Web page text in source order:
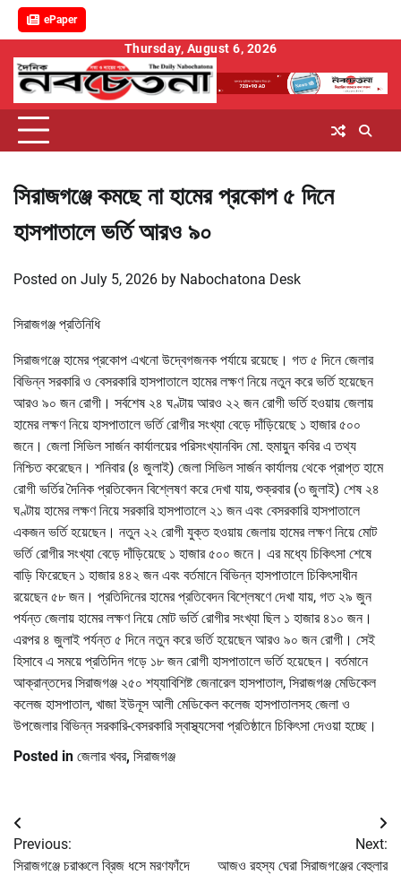
ePaper
content
Thursday, August 6, 2026
সিরাজগঞ্জে কমছে না হামের প্রকোপ ৫ দিনে
হাসপাতালে ভর্তি আরও ৯০
Posted on July 5, 2026 by Nabochatona Desk
সিরাজগঞ্জ প্রতিনিধি
সিরাজগঞ্জে হামের প্রকোপ এখনো উদ্বেগজনক পর্যায়ে রয়েছে। গত ৫ দিনে জেলার
বিভিন্ন সরকারি ও বেসরকারি হাসপাতালে হামের লক্ষণ নিয়ে নতুন করে ভর্তি হয়েছেন
আরও ৯০ জন রোগী। সর্বশেষ ২৪ ঘণ্টায় আরও ২২ জন রোগী ভর্তি হওয়ায় জেলায়
হামের লক্ষণ নিয়ে হাসপাতালে ভর্তি রোগীর সংখ্যা বেড়ে দাঁড়িয়েছে ১ হাজার ৫০০
জনে। জেলা সিভিল সার্জন কার্যালয়ের পরিসংখ্যানবিদ মো. হুমায়ুন কবির এ তথ্য
নিশ্চিত করেছেন। শনিবার (৪ জুলাই) জেলা সিভিল সার্জন কার্যালয় থেকে প্রাপ্ত হামে
রোগী ভর্তির দৈনিক প্রতিবেদন বিশ্লেষণ করে দেখা যায়, শুক্রবার (৩ জুলাই) শেষ ২৪
ঘণ্টায় হামের লক্ষণ নিয়ে সরকারি হাসপাতালে ২১ জন এবং বেসরকারি হাসপাতালে
একজন ভর্তি হয়েছেন। নতুন ২২ রোগী যুক্ত হওয়ায় জেলায় হামের লক্ষণ নিয়ে মোট
ভর্তি রোগীর সংখ্যা বেড়ে দাঁড়িয়েছে ১ হাজার ৫০০ জনে। এর মধ্যে চিকিৎসা শেষে
বাড়ি ফিরেছেন ১ হাজার ৪৪২ জন এবং বর্তমানে বিভিন্ন হাসপাতালে চিকিৎসাধীন
রয়েছেন ৫৮ জন। প্রতিদিনের হামের প্রতিবেদন বিশ্লেষণে দেখা যায়, গত ২৯ জুন
পর্যন্ত জেলায় হামের লক্ষণ নিয়ে মোট ভর্তি রোগীর সংখ্যা ছিল ১ হাজার ৪১০ জন।
এরপর ৪ জুলাই পর্যন্ত ৫ দিনে নতুন করে ভর্তি হয়েছেন আরও ৯০ জন রোগী। সেই
হিসাবে এ সময়ে প্রতিদিন গড়ে ১৮ জন রোগী হাসপাতালে ভর্তি হয়েছেন। বর্তমানে
আক্রান্তদের সিরাজগঞ্জ ২৫০ শয্যাবিশিষ্ট জেনারেল হাসপাতাল, সিরাজগঞ্জ মেডিকেল
কলেজ হাসপাতাল, খাজা ইউনূস আলী মেডিকেল কলেজ হাসপাতালসহ জেলা ও
উপজেলার বিভিন্ন সরকারি-বেসরকারি স্বাস্থ্যসেবা প্রতিষ্ঠানে চিকিৎসা দেওয়া হচ্ছে।
Posted in জেলার খবর, সিরাজগঞ্জ
Post
navigation
Previous:
সিরাজগঞ্জে চরাঞ্চলে ব্রিজ ধসে মরণফাঁদে
Next:
আজও রহস্য ঘেরা সিরাজগঞ্জের বেহুলার